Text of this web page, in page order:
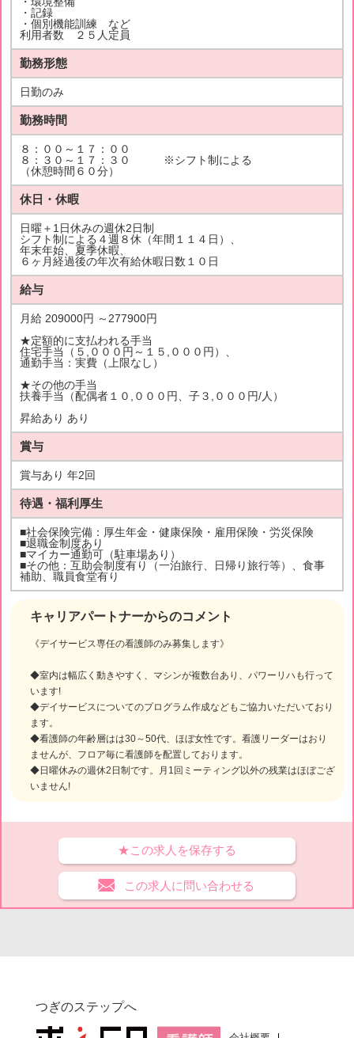
キャリアパートナーからのコメント
《デイサービス専任の看護師のみ募集します》
◆室内は幅広く動きやすく、マシンが複数台あり、パワーリハも行って
います!
◆デイサービスについてのプログラム作成などもご協力いただいており
ます。
◆看護師の年齢層はは30～50代、ほぼ女性です。看護リーダーはおり
ませんが、フロア毎に看護師を配置しております。
◆日曜休みの週休2日制です。月1回ミーティング以外の残業はほぼござ
いません!
・記録
・個別機能訓練 など
利用者数 ２５人定員
勤務形態
日勤のみ
勤務時間
８：００～１７：００
８：３０～１７：３０ ※シフト制による
（休憩時間６０分）
休日・休暇
日曜＋1日休みの週休2日制
シフト制による４週８休（年間１１４日）、
年末年始、夏季休暇、
６ヶ月経過後の年次有給休暇日数１０日
給与
月給 209000円 ～277900円
★定額的に支払われる手当
住宅手当（５,０００円～１５,０００円）、
通勤手当：実費（上限なし）
★その他の手当
扶養手当（配偶者１０,０００円、子３,０００円/人）
昇給あり あり
賞与
賞与あり 年2回
待遇・福利厚生
■社会保険完備：厚生年金・健康保険・雇用保険・労災保険
■退職金制度あり
■マイカー通勤可（駐車場あり）
■その他：互助会制度有り（一泊旅行、日帰り旅行等）、食事
補助、職員食堂有り
★この求人を保存する
この求人に問い合わせる
つぎのステップへ